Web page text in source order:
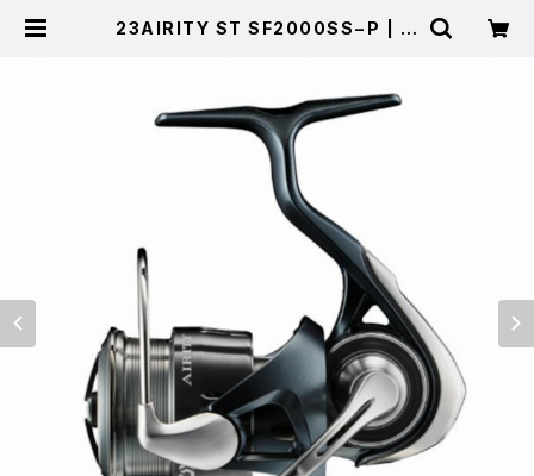
23AIRITY ST SF2000SS−P | 東